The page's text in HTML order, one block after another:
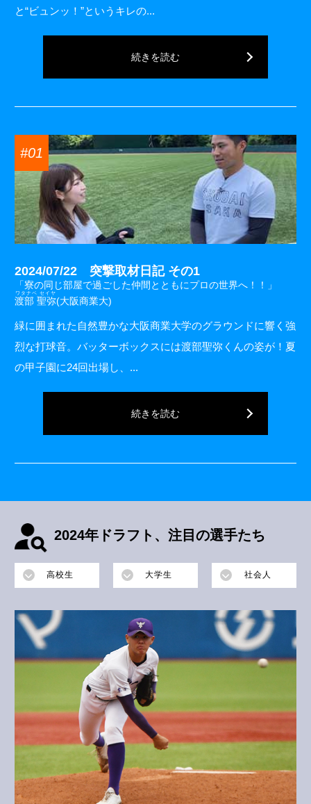
と“ビュンッ！”というキレの...
続きを読む
#01
2024/07/22 突撃取材日記 その1
「寮の同じ部屋で過ごした仲間とともにプロの世界へ！！」
渡部 聖弥
ワタナベ セイヤ
(大阪商業大)
緑に囲まれた自然豊かな大阪商業大学のグラウンドに響く強
烈な打球音。バッターボックスには渡部聖弥くんの姿が！夏
の甲子園に24回出場し、...
続きを読む
2024年ドラフト、注目の選手たち
高校生 大学生 社会人